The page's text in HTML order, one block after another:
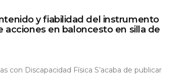
y fiabilidad del instrumento
acciones en baloncesto en silla de
con Discapacidad Física S’acaba de publicar